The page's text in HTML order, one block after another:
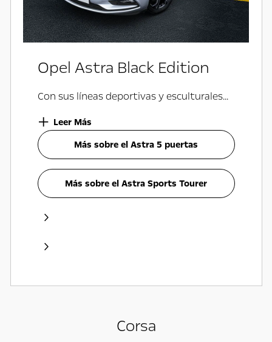
Opel Astra Black Edition
Con sus líneas deportivas y esculturales...
Leer Más
Más sobre el Astra 5 puertas
Más sobre el Astra Sports Tourer
Corsa